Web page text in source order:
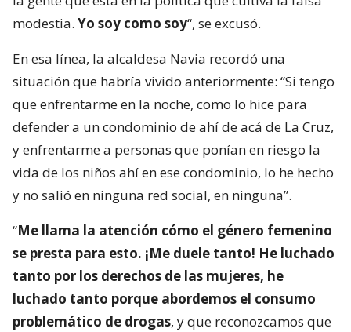
modestia. Yo soy como soy“, se excusó.
En esa línea, la alcaldesa Navia recordó una
situación que habría vivido anteriormente: “Si tengo
que enfrentarme en la noche, como lo hice para
defender a un condominio de ahí de acá de La Cruz,
y enfrentarme a personas que ponían en riesgo la
vida de los niños ahí en ese condominio, lo he hecho
y no salió en ninguna red social, en ninguna”.
“Me llama la atención cómo el género femenino
se presta para esto. ¡Me duele tanto! He luchado
tanto por los derechos de las mujeres, he
luchado tanto porque abordemos el consumo
problemático de drogas, y que reconozcamos que